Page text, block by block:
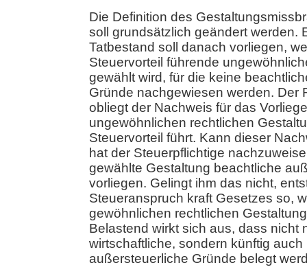
Die Definition des
soll grundsätzlich geändert werden.
Tatbestand soll danach vorliegen,
Steuervorteil führende
gewählt wird, für die keine
Gründe nachgewiesen werden. Der
obliegt der Nachweis für das
ungewöhnlichen rechtlichen
Steuervorteil führt. Kann dieser
hat der Steuerpflichtige
gewählte Gestaltung beachtliche
vorliegen. Gelingt ihm das nicht,
Steueranspruch kraft Gesetzes so,
gewöhnlichen rechtlichen
Belastend wirkt sich aus, dass nicht
wirtschaftliche, sondern künftig
außersteuerliche Gründe belegt